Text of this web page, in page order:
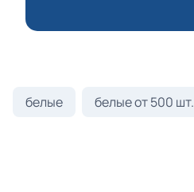
белые белые от 500 шт.